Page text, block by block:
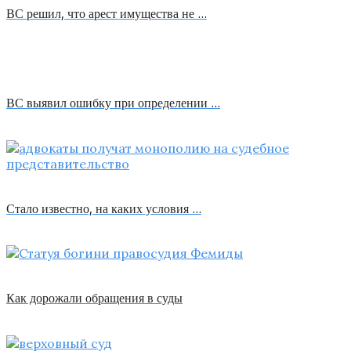
ВС решил, что арест имущества не …
ВС выявил ошибку при определении …
Стало известно, на каких условия …
Как дорожали обращения в суды